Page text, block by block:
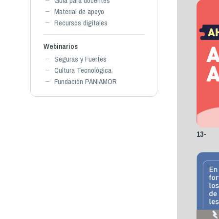
Material de apoyo
Recursos digitales
Webinarios
Seguras y Fuertes
Cultura Tecnológica
Fundación PANIAMOR
13-